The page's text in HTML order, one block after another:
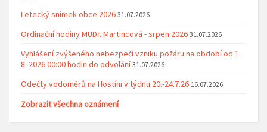
Letecký snímek obce 2026 31.07.2026
Ordinační hodiny MUDr. Martincová - srpen 2026 31.07.2026
Vyhlášení zvýšeného nebezpečí vzniku požáru na období od 1.
8. 2026 00:00 hodin do odvolání 31.07.2026
Odečty vodoměrů na Hostíni v týdnu 20.-24.7.26 16.07.2026
Zobrazit všechna oznámení